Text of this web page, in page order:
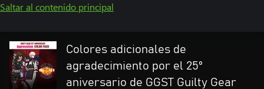
Saltar al contenido principal
Colores adicionales de
agradecimiento por el 25º
aniversario de GGST Guilty Gear